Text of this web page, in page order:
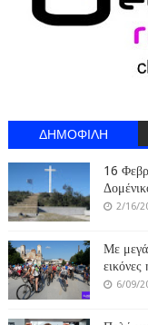
ΔΗΜΟΦΙΛΗ
16
2/16/
Με
6/09/